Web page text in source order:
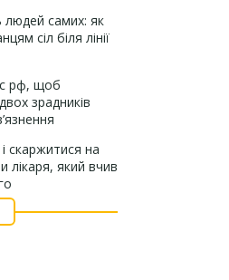
самих: як
сіл біля лінії
рф, щоб
зрадників
скаржитися на
лікаря, який вчив